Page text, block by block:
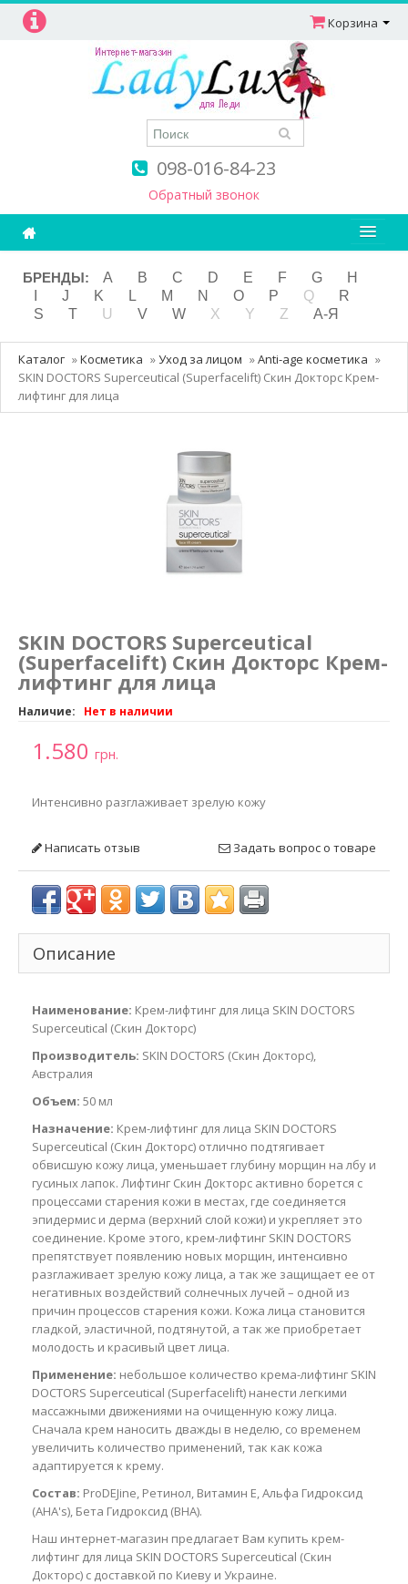
098-016-84-23
Обратный звонок
Корзина
Ароматерапия
Витамины
Детям и мамам
Косметика
Маникюр и педикюр
БРЕНДЫ: A B C D E F G
H
J K L M N O P Q
R
S
T U V W X Y Z А-Я
Каталог »Косметика »Уход за лицом »Anti-age косметика »
SKIN DOCTORS Superceutical (Superfacelift) Скин Докторс Крем-
лифтинг для лица
SKIN DOCTORS Superceutical
(Superfacelift) Скин Докторс Крем-
лифтинг для лица
Наличие: Нет в наличии
1.580 грн.
Интенсивно разглаживает зрелую кожу
Написать отзыв Задать вопрос о товаре
Описание
Наименование: Крем-лифтинг для лица SKIN DOCTORS
Superceutical (Скин Докторс)
Производитель: SKIN DOCTORS (Скин Докторс),
Австралия
Объем: 50 мл
Назначение: Крем-лифтинг для лица SKIN DOCTORS
Superceutical (Скин Докторс) отлично подтягивает
обвисшую кожу лица, уменьшает глубину морщин на лбу и
гусиных лапок. Лифтинг Скин Докторс активно борется с
процессами старения кожи в местах, где соединяется
эпидермис и дерма (верхний слой кожи) и укрепляет это
соединение. Кроме этого, крем-лифтинг SKIN DOCTORS
препятствует появлению новых морщин, интенсивно
разглаживает зрелую кожу лица, а так же защищает ее от
негативных воздействий солнечных лучей – одной из
причин процессов старения кожи. Кожа лица становится
гладкой, эластичной, подтянутой, а так же приобретает
молодость и красивый цвет лица.
Применение: небольшое количество крема-лифтинг SKIN
DOCTORS Superceutical (Superfacelift) нанести легкими
массажными движениями на очищенную кожу лица.
Сначала крем наносить дважды в неделю, со временем
увеличить количество применений, так как кожа
адаптируется к крему.
Состав: ProDEJine, Ретинол, Витамин Е, Альфа Гидроксид
(AHA's), Бета Гидроксид (BHA).
Наш интернет-магазин предлагает Вам купить крем-
лифтинг для лица SKIN DOCTORS Superceutical (Скин
Докторс) с доставкой по Киеву и Украине.